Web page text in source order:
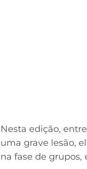
Nesta edição,
uma grave lesão,
na fase de grupos,